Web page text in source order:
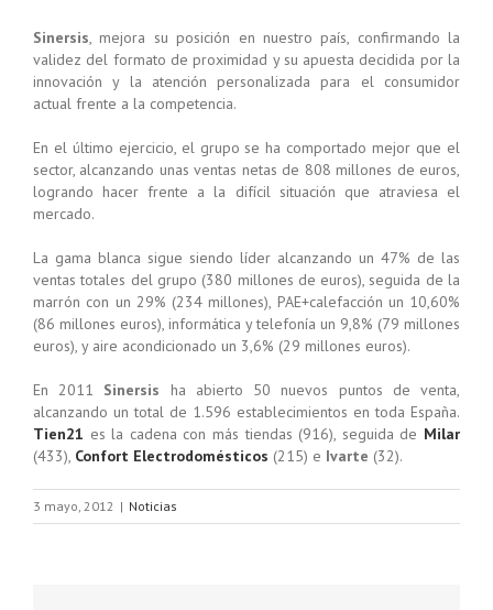
Sinersis, mejora su posición en nuestro país, confirmando la
validez del formato de proximidad y su apuesta decidida por la
innovación y la atención personalizada para el consumidor
actual frente a la competencia.
En el último ejercicio, el grupo se ha comportado mejor que el
sector, alcanzando unas ventas netas de 808 millones de euros,
logrando hacer frente a la difícil situación que atraviesa el
mercado.
La gama blanca sigue siendo líder alcanzando un 47% de las
ventas totales del grupo (380 millones de euros), seguida de la
marrón con un 29% (234 millones), PAE+calefacción un 10,60%
(86 millones euros), informática y telefonía un 9,8% (79 millones
euros), y aire acondicionado un 3,6% (29 millones euros).
En 2011 Sinersis ha abierto 50 nuevos puntos de venta,
alcanzando un total de 1.596 establecimientos en toda España.
Tien21 es la cadena con más tiendas (916), seguida de Milar
(433), Confort Electrodomésticos (215) e Ivarte (32).
3 mayo, 2012 | Noticias